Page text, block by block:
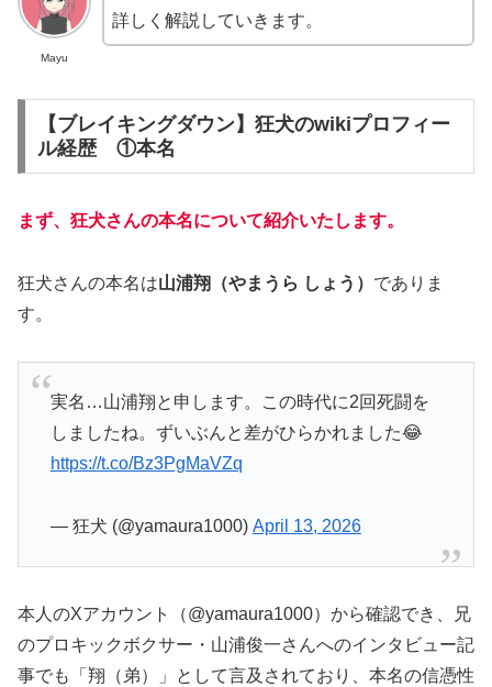
Mayu
詳しく解説していきます。
【ブレイキングダウン】狂犬のwikiプロフィー
ル経歴 ①本名
まず、狂犬さんの本名について紹介いたします。
狂犬さんの本名は山浦翔（やまうら しょう） でありま
す。
実名…山浦翔と申します。この時代に2回死闘を
しましたね。ずいぶんと差がひらかれました😂
https://t.co/Bz3PgMaVZq
— 狂犬 (@yamaura1000) April 13, 2026
本人のXアカウント（@yamaura1000）から確認でき、兄
のプロキックボクサー・山浦俊一さんへのインタビュー記
事でも「翔（弟）」として言及されており、本名の信憑性